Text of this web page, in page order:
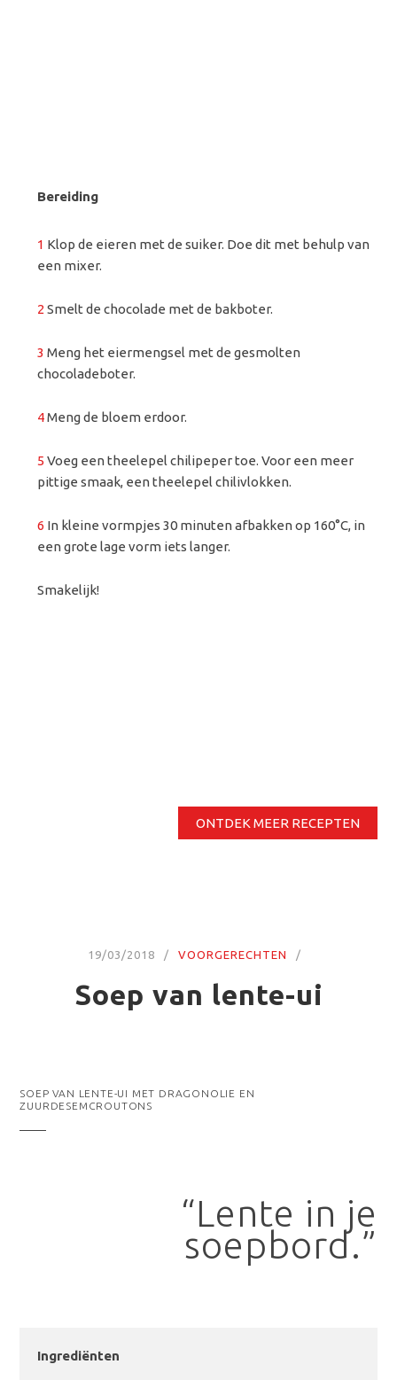
Bereiding
1 Klop de eieren met de suiker. Doe dit met behulp van
een mixer.
2Smelt de chocolade met de bakboter.
3Meng het eiermengsel met de gesmolten
chocoladeboter.
4Meng de bloem erdoor.
5Voeg een theelepel chilipeper toe. Voor een meer
pittige smaak, een theelepel chilivlokken.
6 In kleine vormpjes 30 minuten afbakken op 160°C, in
een grote lage vorm iets langer.
Smakelijk!
ONTDEK MEER RECEPTEN
19/03/2018 VOORGERECHTEN
Soep van lente-ui
SOEP VAN LENTE-UI MET DRAGONOLIE EN
ZUURDESEMCROUTONS
“Lente in je
soepbord.”
Ingrediënten